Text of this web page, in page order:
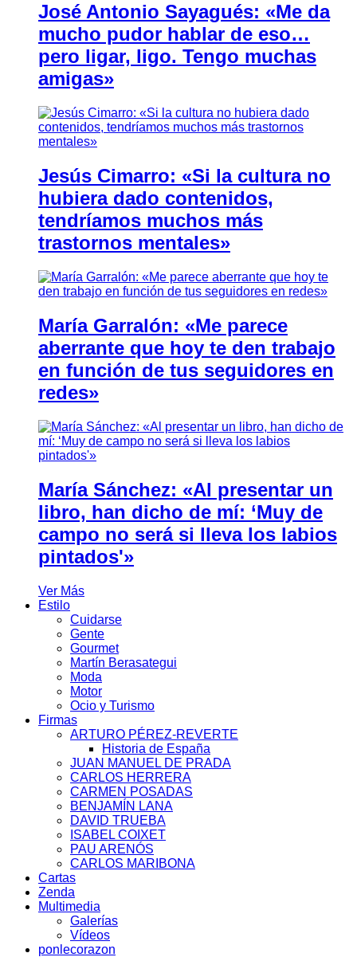
José Antonio Sayagués: «Me da
mucho pudor hablar de eso…
pero ligar, ligo. Tengo muchas
amigas»
Jesús Cimarro: «Si la cultura no
hubiera dado contenidos,
tendríamos muchos más
trastornos mentales»
María Garralón: «Me parece
aberrante que hoy te den trabajo
en función de tus seguidores en
redes»
María Sánchez: «Al presentar un
libro, han dicho de mí: ‘Muy de
campo no será si lleva los labios
pintados'»
Ver Más
Estilo
Cuidarse
Gente
Gourmet
Martín Berasategui
Moda
Motor
Ocio y Turismo
Firmas
ARTURO PÉREZ-REVERTE
Historia de España
JUAN MANUEL DE PRADA
CARLOS HERRERA
CARMEN POSADAS
BENJAMÍN LANA
DAVID TRUEBA
ISABEL COIXET
PAU ARENÓS
CARLOS MARIBONA
Cartas
Zenda
Multimedia
Galerías
Vídeos
ponlecorazon